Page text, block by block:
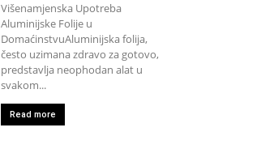
Višenamjenska Upotreba
Aluminijske Folije u
DomaćinstvuAluminijska folija,
često uzimana zdravo za gotovo,
predstavlja neophodan alat u
svakom...
Read more